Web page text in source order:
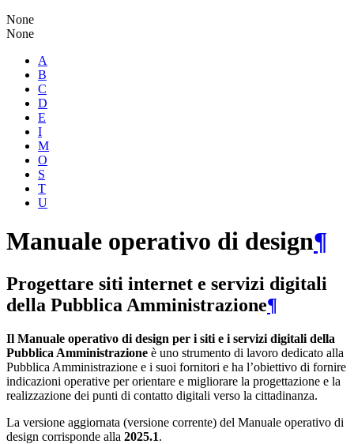
None
None
A
B
C
D
E
I
M
O
S
T
U
Manuale operativo di design¶
Progettare siti internet e servizi digitali
della Pubblica Amministrazione¶
Il Manuale operativo di design per i siti e i servizi digitali della
Pubblica Amministrazione è uno strumento di lavoro dedicato alla
Pubblica Amministrazione e i suoi fornitori e ha l’obiettivo di fornire
indicazioni operative per orientare e migliorare la progettazione e la
realizzazione dei punti di contatto digitali verso la cittadinanza.
La versione aggiornata (versione corrente) del Manuale operativo di
design corrisponde alla 2025.1.